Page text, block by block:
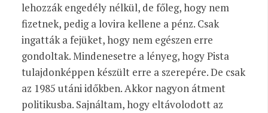
lehozzák engedély nélkül, de főleg, hogy nem
fizetnek, pedig a lovira kellene a pénz. Csak
ingatták a fejüket, hogy nem egészen erre
gondoltak. Mindenesetre a lényeg, hogy Pista
tulajdonképpen készült erre a szerepére. De csak
az 1985 utáni időkben. Akkor nagyon átment
politikusba. Sajnáltam, hogy eltávolodott az